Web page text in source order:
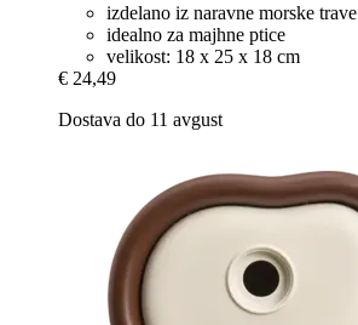
izdelano iz naravne morske trave
idealno za majhne ptice
velikost: 18 x 25 x 18 cm
€ 24,49
Dostava do 11 avgust